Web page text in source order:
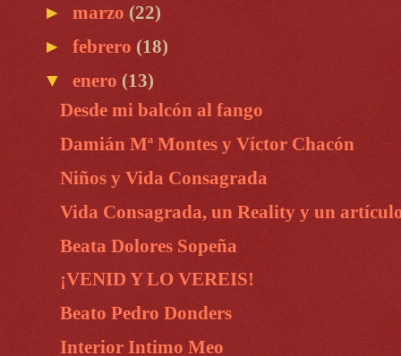
► marzo (22)
► febrero (18)
▼ enero (13)
Desde mi balcón al fango
Damián Mª Montes y Víctor Chacón
Niños y Vida Consagrada
Vida Consagrada, un Reality y un
Beata Dolores Sopeña
¡VENID Y LO VEREIS!
Beato Pedro Donders
Interior Intimo Meo